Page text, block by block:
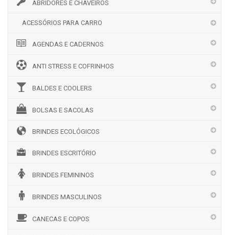
ABRIDORES E CHAVEIROS
ACESSÓRIOS PARA CARRO
AGENDAS E CADERNOS
ANTI STRESS E COFRINHOS
BALDES E COOLERS
BOLSAS E SACOLAS
BRINDES ECOLÓGICOS
BRINDES ESCRITÓRIO
BRINDES FEMININOS
BRINDES MASCULINOS
CANECAS E COPOS